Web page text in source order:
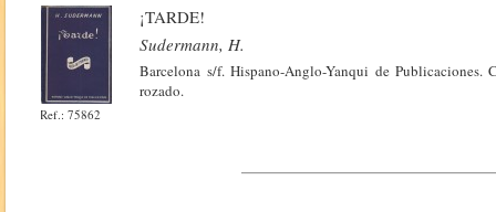
Ref.: 75862
¡TARDE!
Sudermann, H.
Barcelona s/f. Hispano-Anglo-Yanqui de
rozado.